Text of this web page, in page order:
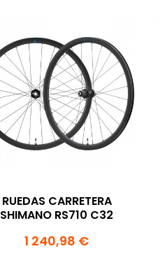
RUEDAS CARRETERA
SHIMANO RS710 C32
1 240,98 €